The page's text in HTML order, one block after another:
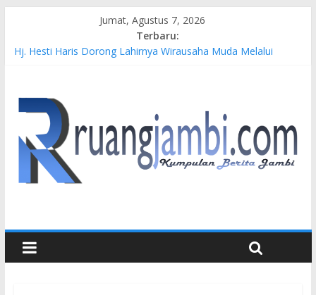
Jumat, Agustus 7, 2026
Terbaru:
Kasus Brigadir EWS: 4 Anggota Polisi Tersangka Resmi
Didampingi Pengacara Chris Januardi
Siap Dukung Kegiatan Hulu Migas, Kapolda Jambi Kunjungi
FSO 115
Gubernur Al Haris Buka Turnamen Tenis Antar Alumni
Perguruan Tinggi ke-16 se-Indonesia di UNJA
Pertamina EP Jambi Imbau Masyarakat Tidak Beraktivitas di
Atas Jalur Pipa Migas Demi Keselamatan Bersama